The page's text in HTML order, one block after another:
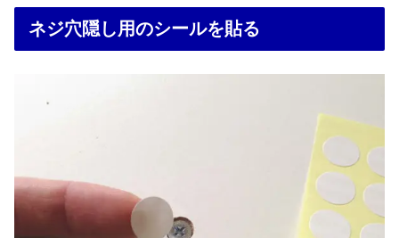
ネジ穴隠し用のシールを貼る